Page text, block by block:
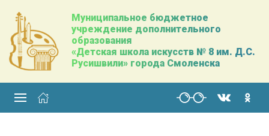
Муниципальное бюджетное
учреждение дополнительного
образования
«Детская школа искусств № 8 им. Д.С.
Русишвили» города Смоленска